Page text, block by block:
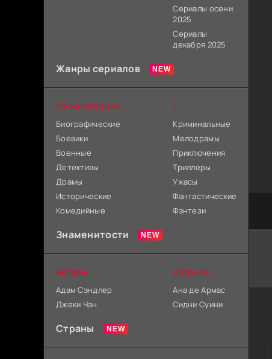
Сериалы осени
2025
Сериалы
декабря 2025
Жанры сериалов
По категориям
Биографические
Боевики
Военные
Детективы
Драмы
Исторические
Комедийные
+
Криминальные
Мелодрамы
Приключения
Триллеры
Ужасы
Фантастические
Фэнтези
Знаменитости
Актеры
Адам Сэндлер
Джеки Чан
Актрисы
Ана де Армас
Сидни Суини
Страны